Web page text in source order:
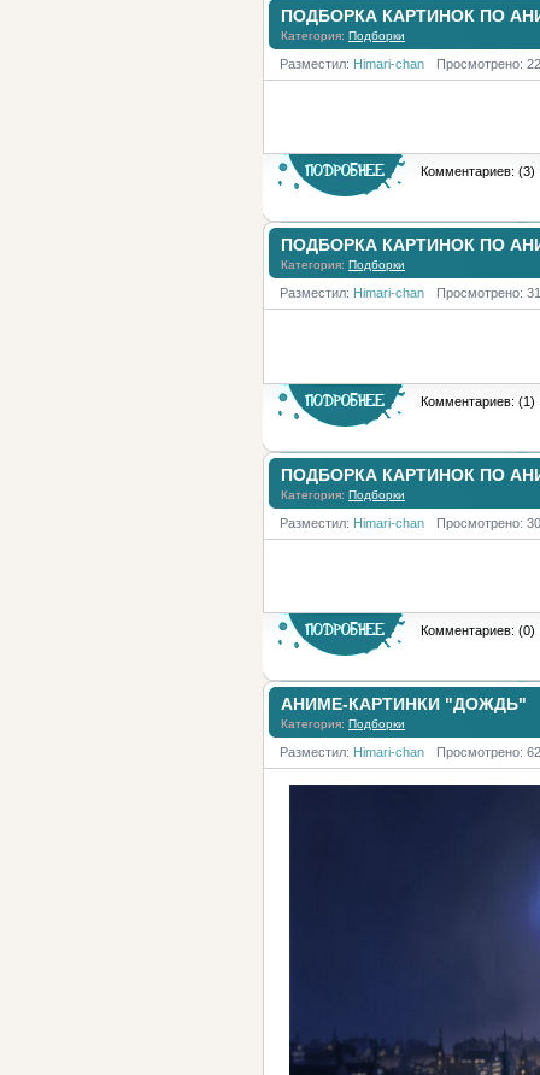
ПОДБОРКА КАРТИНОК ПО
Категория: Подборки
Разместил: Himari-chan Просмотрено:
Комментариев: (3)
ПОДБОРКА КАРТИНОК ПО
Категория: Подборки
Разместил: Himari-chan Просмотрено:
Комментариев: (1)
ПОДБОРКА КАРТИНОК ПО
Категория: Подборки
Разместил: Himari-chan Просмотрено:
Комментариев: (0)
АНИМЕ-КАРТИНКИ "ДОЖДЬ"
Категория: Подборки
Разместил: Himari-chan Просмотрено: